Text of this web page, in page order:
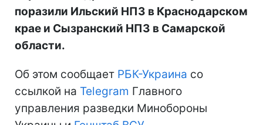
поразили Ильский НПЗ в Краснодарском
крае и Сызранский НПЗ в Самарской
области.
Об этом сообщает РБК-Украина со
ссылкой на Telegram Главного
управления разведки Минобороны